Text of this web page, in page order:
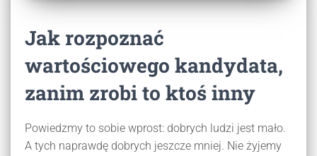
Jak rozpoznać
wartościowego kandydata,
zanim zrobi to ktoś inny
Powiedzmy to sobie wprost: dobrych ludzi jest mało.
A tych naprawdę dobrych jeszcze mniej. Nie żyjemy